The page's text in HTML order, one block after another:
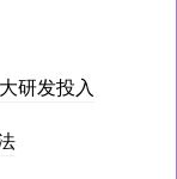
研发投入